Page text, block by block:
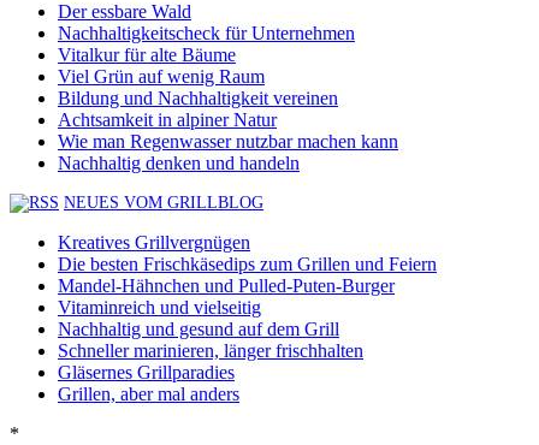
Der essbare Wald
Nachhaltigkeitscheck für Unternehmen
Vitalkur für alte Bäume
Viel Grün auf wenig Raum
Bildung und Nachhaltigkeit vereinen
Achtsamkeit in alpiner Natur
Wie man Regenwasser nutzbar machen kann
Nachhaltig denken und handeln
NEUES VOM GRILLBLOG
Kreatives Grillvergnügen
Die besten Frischkäsedips zum Grillen und Feiern
Mandel-Hähnchen und Pulled-Puten-Burger
Vitaminreich und vielseitig
Nachhaltig und gesund auf dem Grill
Schneller marinieren, länger frischhalten
Gläsernes Grillparadies
Grillen, aber mal anders
*